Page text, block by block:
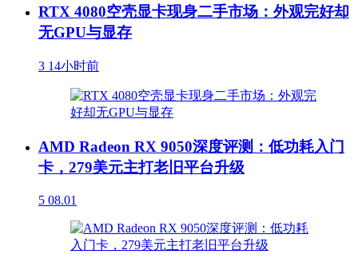
RTX 4080空壳显卡现身二手市场：外观完好却
无GPU与显存
3 14小时前
AMD Radeon RX 9050深度评测：低功耗入门
卡，279美元主打老旧平台升级
5 08.01